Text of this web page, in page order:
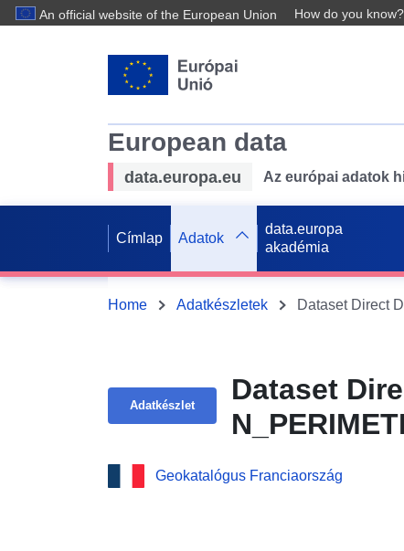
An official website of the European Union How do you know?
European data
data.europa.eu Az európai adatok
Címlap Adatok
data.europa
akadémia
Home Adatkészletek
Adatkészlet
Dataset
Geokatalógus Franciaország